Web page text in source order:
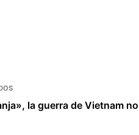
la guerra de Vietnam